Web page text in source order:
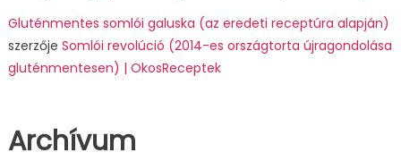
Gluténmentes somlói galuska (az eredeti receptúra alapján)
szerzője Somlói revolúció (2014-es országtorta újragondolása
gluténmentesen) | OkosReceptek
Archívum